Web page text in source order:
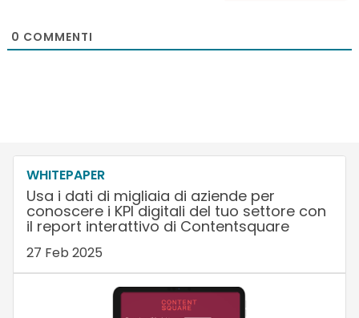
0 COMMENTI
WHITEPAPER
Usa i dati di migliaia di aziende per
conoscere i KPI digitali del tuo settore con
il report interattivo di Contentsquare
27 Feb 2025